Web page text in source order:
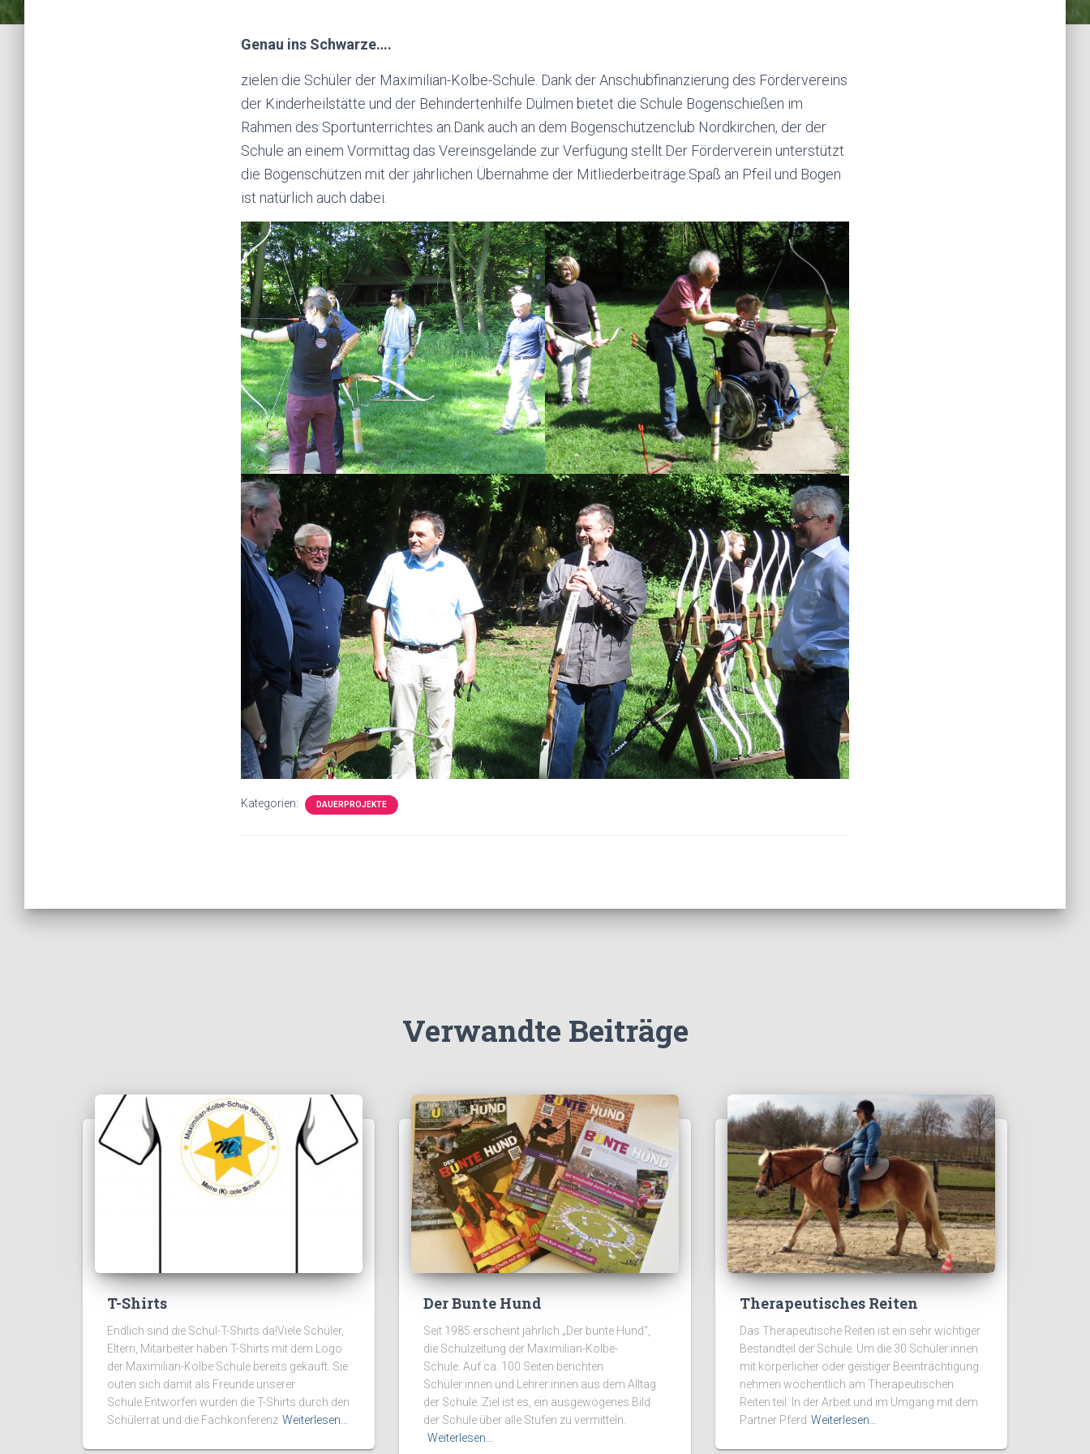
Genau ins Schwarze….
zielen die Schüler der Maximilian-Kolbe-Schule. Dank der Anschubfinanzierung des Fördervereins
der Kinderheilstätte und der Behindertenhilfe Dülmen bietet die Schule Bogenschießen im
Rahmen des Sportunterrichtes an.Dank auch an dem Bogenschützenclub Nordkirchen, der der
Schule an einem Vormittag das Vereinsgelände zur Verfügung stellt.Der Förderverein unterstützt
die Bogenschützen mit der jährlichen Übernahme der Mitliederbeiträge.Spaß an Pfeil und Bogen
ist natürlich auch dabei.
Kategorien: DAUERPROJEKTE
Verwandte Beiträge
T-Shirts
Endlich sind die Schul-T-Shirts da!Viele Schüler,
Eltern, Mitarbeiter haben T-Shirts mit dem Logo
der Maximilian-Kolbe Schule bereits gekauft. Sie
outen sich damit als Freunde unserer
Schule.Entworfen wurden die T-Shirts durch den
Schülerrat und die Fachkonferenz Weiterlesen…
Der Bunte Hund
Seit 1985 erscheint jährlich „Der bunte Hund“,
die Schulzeitung der Maximilian-Kolbe-
Schule. Auf ca. 100 Seiten berichten
Schüler:innen und Lehrer:innen aus dem Alltag
der Schule. Ziel ist es, ein ausgewogenes Bild
der Schule über alle Stufen zu vermitteln.
Weiterlesen…
Therapeutisches Reiten
Das Therapeutische Reiten ist ein sehr wichtiger
Bestandteil der Schule. Um die 30 Schüler:innen
mit körperlicher oder geistiger Beeinträchtigung
nehmen wöchentlich am Therapeutischen
Reiten teil. In der Arbeit und im Umgang mit dem
Partner Pferd Weiterlesen…